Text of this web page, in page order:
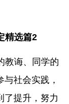
精选篇2
教诲、同学的
社会实践，
了提升，努力